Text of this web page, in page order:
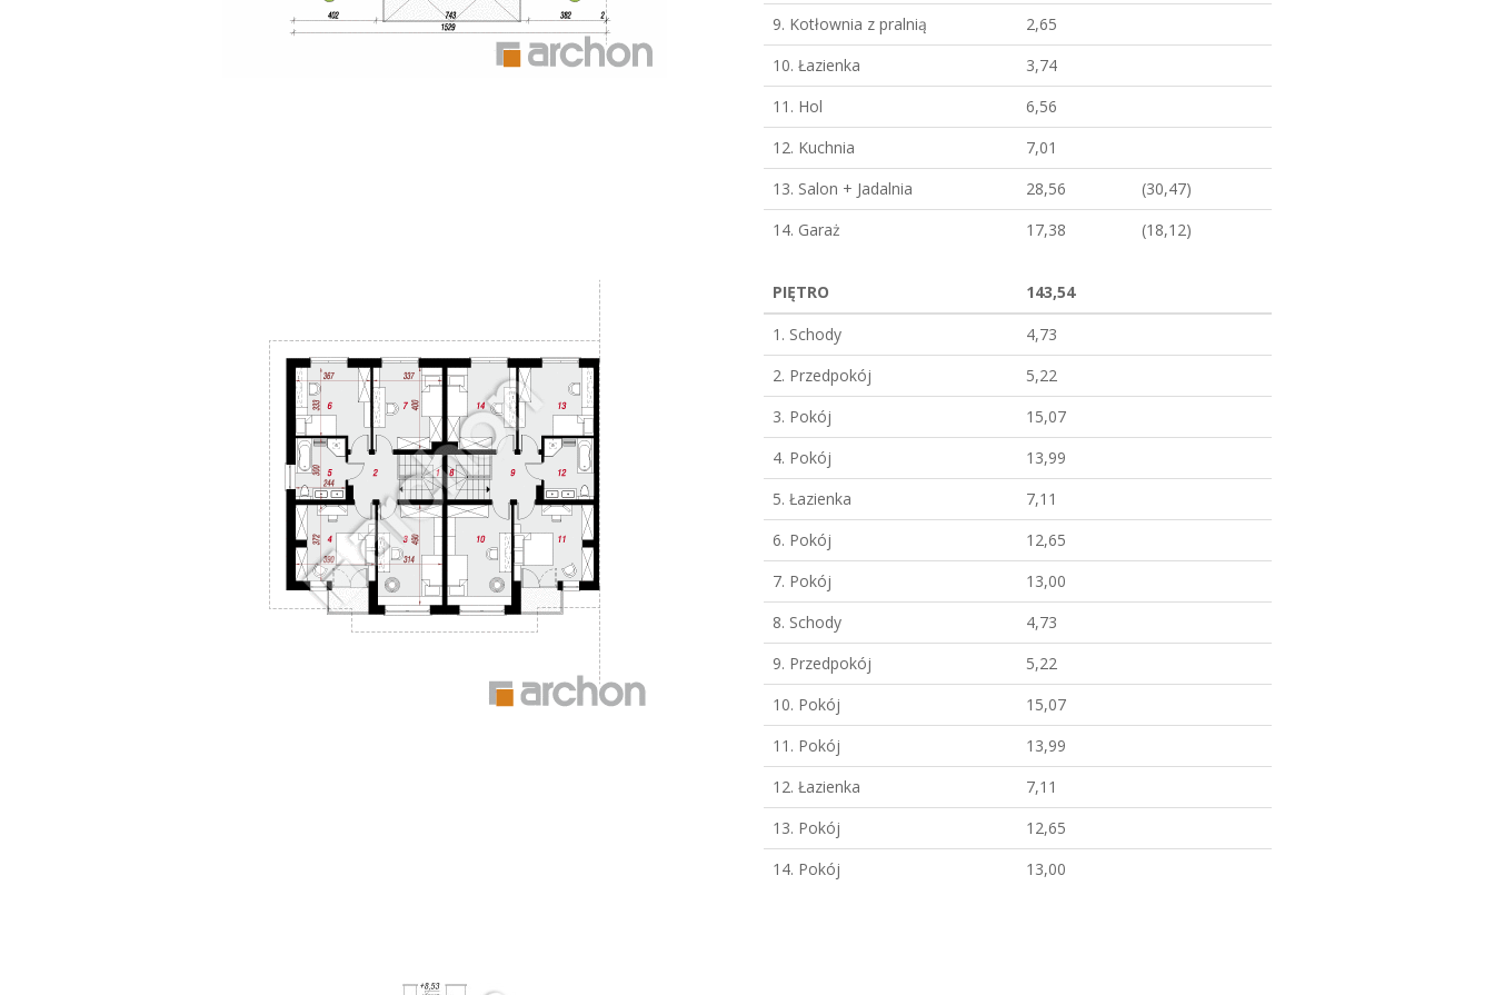
9. Kotłownia z pralnią
2,65
10. Łazienka
3,74
11. Hol
6,56
12. Kuchnia
7,01
13. Salon + Jadalnia
28,56
(30,47)
14. Garaż
17,38 (18,12)
PIĘTRO
143,54
1. Schody
4,73
2. Przedpokój
5,22
3. Pokój
15,07
4. Pokój
13,99
5. Łazienka
7,11
6. Pokój
12,65
7. Pokój
13,00
8. Schody
4,73
9. Przedpokój
5,22
10. Pokój
15,07
11. Pokój
13,99
12. Łazienka
7,11
13. Pokój
12,65
14. Pokój
13,00